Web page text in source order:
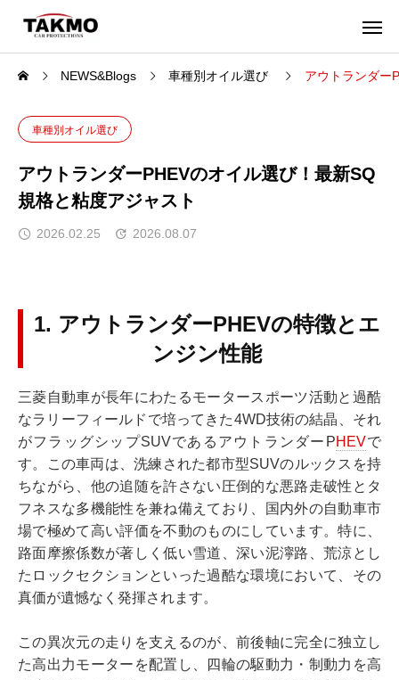
NEWS&Blogs 車種別オイル選び アウトランダー
車種別オイル選び
アウトランダーPHEVのオイル選び！最新SQ
規格と粘度アジャスト
2026.02.25 2026.08.07
1. アウトランダーPHEVの特徴とエ
ンジン性能
三菱自動車が長年にわたるモータースポーツ活動と過酷
なラリーフィールドで培ってきた4WD技術の結晶、それ
がフラッグシップSUVであるアウトランダーPHEVで
す。この車両は、洗練された都市型SUVのルックスを持
ちながら、他の追随を許さない圧倒的な悪路走破性とタ
フネスな多機能性を兼ね備えており、国内外の自動車市
場で極めて高い評価を不動のものにしています。特に、
路面摩擦係数が著しく低い雪道、深い泥濘路、荒涼とし
たロックセクションといった過酷な環境において、その
真価が遺憾なく発揮されます。
この異次元の走りを支えるのが、前後軸に完全に独立し
た高出力モーターを配置し、四輪の駆動力・制動力を高